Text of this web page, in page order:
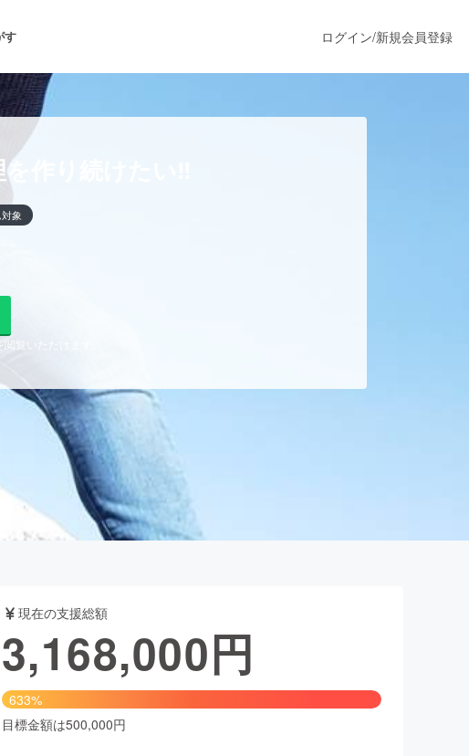
す
ェクト
ンス
ルスケア
ログイン/新規会員登録
作り続けたい‼
象
覧いただけます。
現在の支援総額
3,168,000円
633%
目標金額は500,000円